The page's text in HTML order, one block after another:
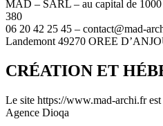
MAD – SARL – au capital de
380
06 20 42 25 45 – contact@mad-
Landemont 49270 OREE
CRÉATION ET
Le site https://www.mad-archi.fr est
Agence Dioqa